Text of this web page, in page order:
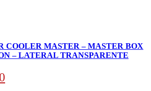
COOLER MASTER – MASTER BOX
– LATERAL TRANSPARENTE